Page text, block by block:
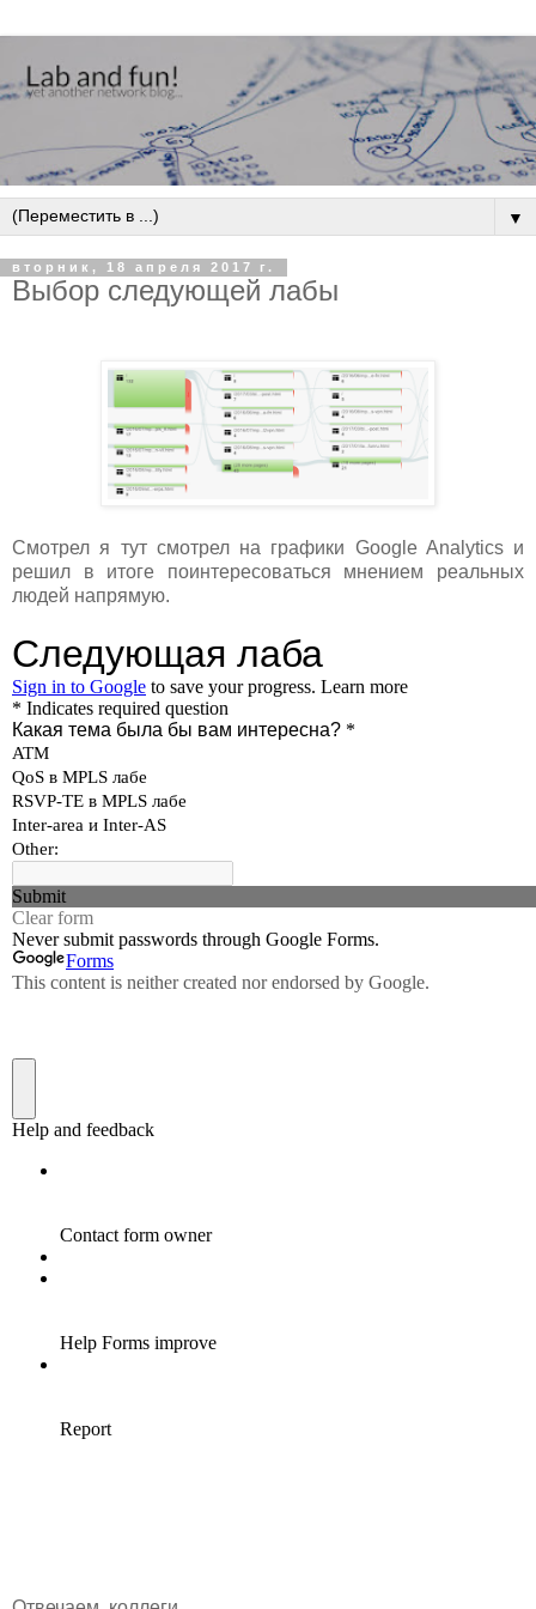
▼
вторник, 18 апреля 2017 г.
Выбор следующей лабы
Смотрел я тут смотрел на графики Google Analytics и
решил в итоге поинтересоваться мнением реальных
людей напрямую.